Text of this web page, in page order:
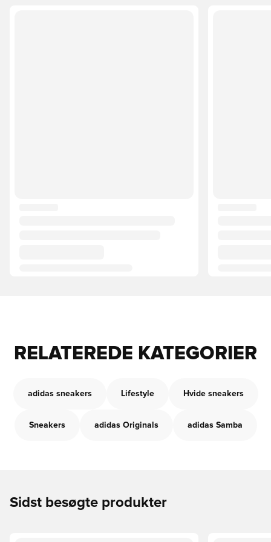
RELATEREDE KATEGORIER
adidas sneakers Lifestyle Hvide sneakers
Sneakers adidas Originals adidas Samba
Sidst besøgte produkter